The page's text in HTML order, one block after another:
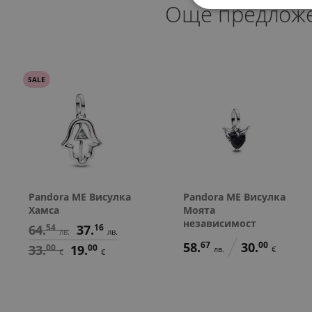
Още
SALE
Pandora ME Висулка
Хамса
64.54 лв. 37.16 лв.
33.00 € 19.00 €
Pandora ME Висулка
Моята
независимост
58.67 лв. 30.00 €